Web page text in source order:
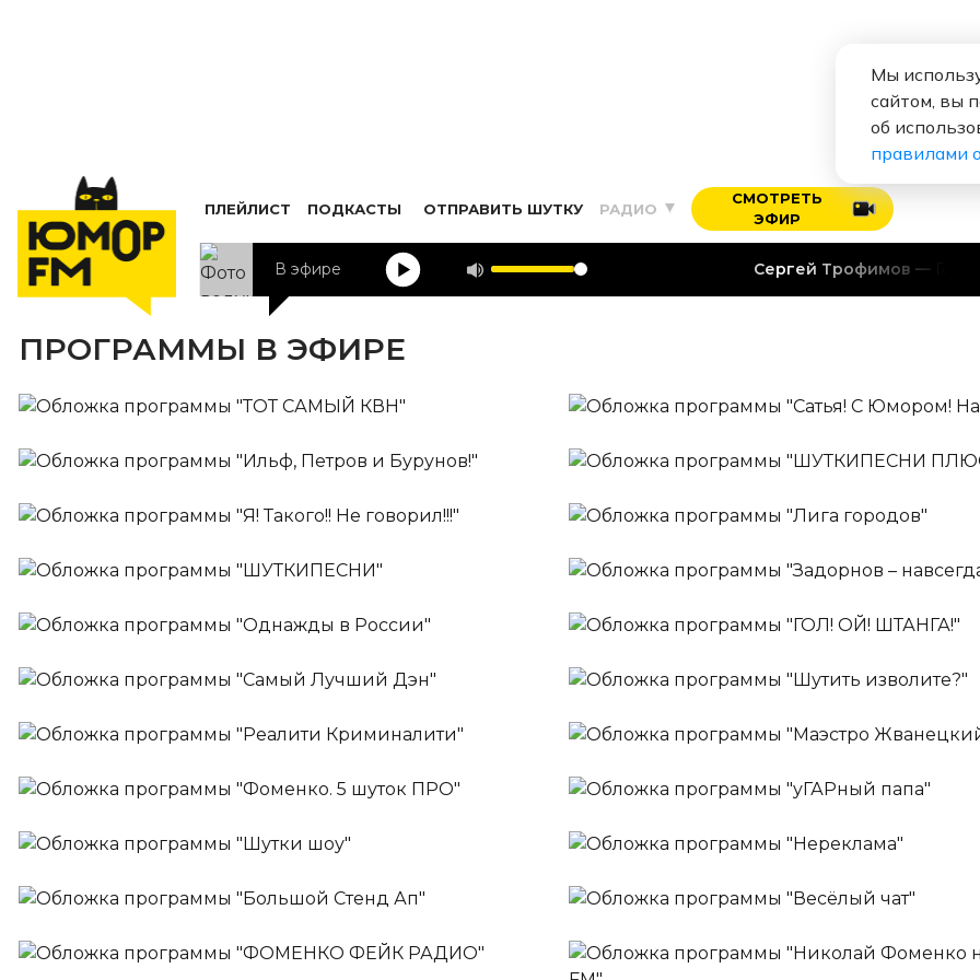
ПЛЕЙЛИСТ ПОДКАСТЫ ОТПРАВИТЬ ШУТКУ РАДИО
СМОТРЕТЬ
ЭФИР
В эфире Сергей Трофимов Город В
ПРОГРАММЫ В ЭФИРЕ
ТОТ САМЫЙ КВН Сатья! С Юмором! На Юмор
Ильф, Петров и Бурунов!
Ведущий:
Сергей Бурунов
ШУТКИПЕСНИ ПЛЮС
Ведущие:
Стас Ярушин, Надежда
Я! Такого!! Не говорил!!! Лига городов
ШУТКИПЕСНИ
Ведущие:
Стас Ярушин, Люся Чеботина
Задорнов – навсегда!
Однажды в России ГОЛ! ОЙ! ШТАНГА!
Ведущий:
Роман Юнусов
Самый Лучший Дэн
Ведущий:
Денис Клявер
Шутить изволите?
Ведущий:
Михаил Полицеймако
Реалити Криминалити Маэстро Жванецкий
Ведущий:
Михаил Жванецкий
Фоменко. 5 шуток ПРО
Ведущий:
Николай Фоменко
уГАРный папа
Ведущий:
Гар Дмитриев
Шутки шоу
Ведущие: Антон Бурный, Ольга Мажара
Нереклама
Большой Стенд Ап Весёлый чат
Мы
сайтом, вы
об
правилами